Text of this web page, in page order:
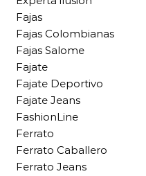
Fajas
Fajas Colombianas
Fajas Salome
Fajate
Fajate Deportivo
Fajate Jeans
FashionLine
Ferrato
Ferrato Caballero
Ferrato Jeans